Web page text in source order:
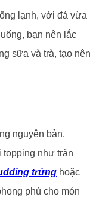
lạnh, với đá vừa
bạn nên lắc
sữa và trà, tạo nên
nguyên bản,
topping như trân
trứng hoặc
phú cho món